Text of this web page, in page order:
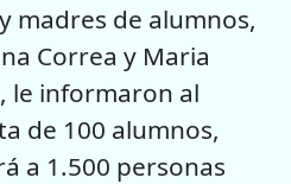
madres de alumnos,
Correa y Maria
le informaron al
de 100 alumnos,
a 1.500 personas